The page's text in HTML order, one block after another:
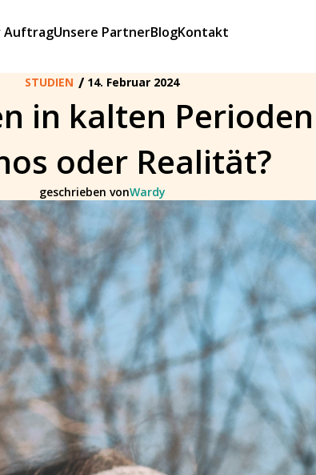
AuftragUnsere PartnerBlogKontakt
STUDIEN / 14. Februar 2024
in kalten
oder Realität?
geschrieben vonWardy